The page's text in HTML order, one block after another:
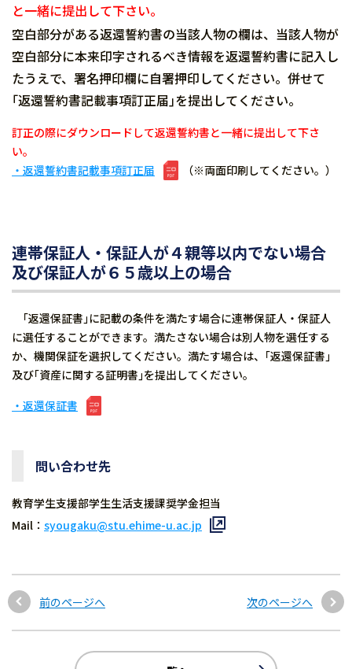
と一緒に提出して下さい。
空白部分がある返還誓約書の当該人物の欄は、当該人物が
空白部分に本来印字されるべき情報を返還誓約書に記入し
たうえで、署名押印欄に自署押印してください。併せて
｢返還誓約書記載事項訂正届｣を提出してください。
訂正の際にダウンロードして返還誓約書と一緒に提出して下さ
い。
・返還誓約書記載事項訂正届
（※両面印刷してください。）
連帯保証人・保証人が４親等以内でない場合
及び保証人が６５歳以上の場合
｢返還保証書｣に記載の条件を満たす場合に連帯保証人・保証人
に選任することができます。満たさない場合は別人物を選任する
か、機関保証を選択してください。満たす場合は、｢返還保証書｣
及び｢資産に関する証明書｣を提出してください。
・返還保証書
問い合わせ先
教育学生支援部学生生活支援課奨学金担当
Mail： syougaku@stu.ehime-u.ac.jp
前のページへ 次のページへ